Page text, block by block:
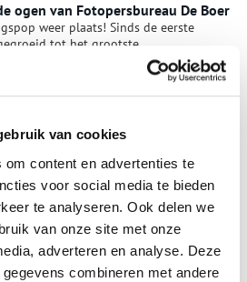
van cookies
om content en advertenties te
voor social media te bieden
te analyseren. Ook delen we
van onze site met onze
adverteren en analyse. Deze
combineren met andere
ogen van Fotopersbureau De Boer
weer plaats! Sinds de eerste
tot het grootste
En in navolging van Haarlem
dertien andere plekken